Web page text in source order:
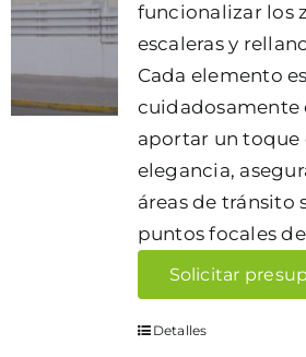
funcionalizar los
escaleras y
Cada elemento
cuidadosamente
aportar un
elegancia,
áreas de tránsito
puntos focales
Solicitar
Detalles